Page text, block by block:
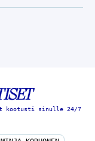
kootusti sinulle 24/7